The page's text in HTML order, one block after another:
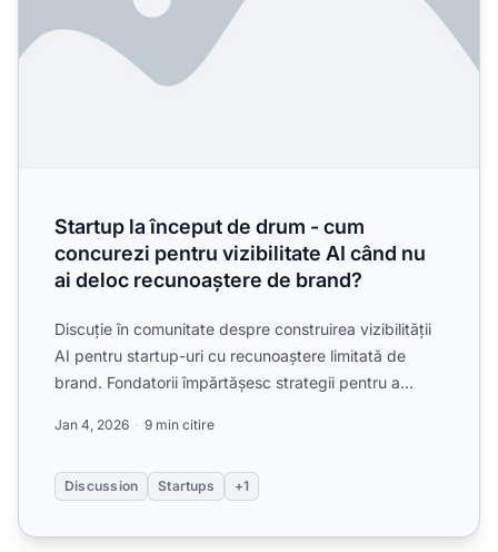
Startup la început de drum - cum
concurezi pentru vizibilitate AI când nu
ai deloc recunoaștere de brand?
Discuție în comunitate despre construirea vizibilității
AI pentru startup-uri cu recunoaștere limitată de
brand. Fondatorii împărtășesc strategii pentru a
Jan 4, 2026 9 min citire
Discussion Startups +1